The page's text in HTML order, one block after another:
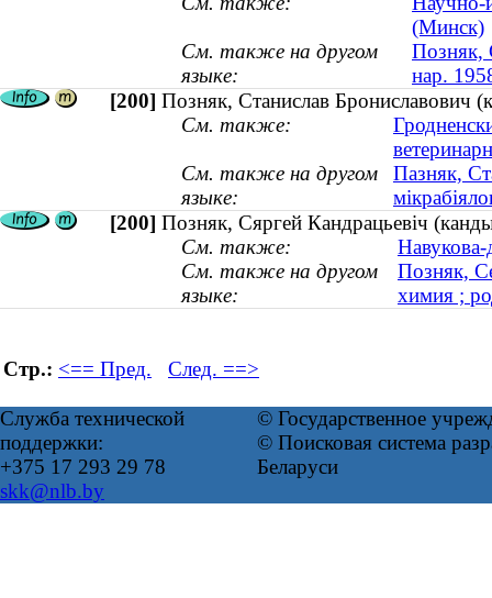
(Минск)
См. также на другом
языке:
Позняк,
нар.
[200] Позняк, Станислав Брониславович
См. также:
См. также на другом
языке:
Пазняк,
[200] Позняк, Сяргей Кандрацьевіч
См. также:
Навукова-
См. также на другом
языке:
Позняк,
химия ;
Стр.: <== Пред. След. ==>
Служба технической
поддержки:
+375 17 293 29 78
skk@nlb.by
© Государственное
© Поисковая система
Беларуси